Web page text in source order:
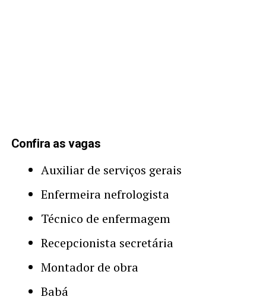
Confira as vagas
Auxiliar de serviços gerais
Enfermeira nefrologista
Técnico de enfermagem
Recepcionista secretária
Montador de obra
Babá